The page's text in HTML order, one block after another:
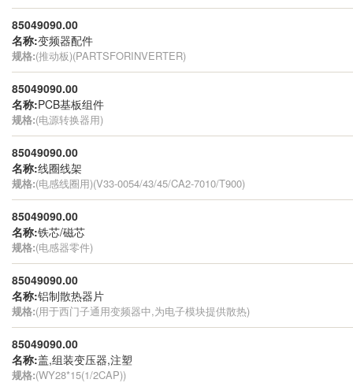
85049090.00
名称:变频器配件
规格:(推动板)(PARTSFORINVERTER)
85049090.00
名称:PCB基板组件
规格:(电源转换器用)
85049090.00
名称:线圈线架
规格:(电感线圈用)(V33-0054/43/45/CA2-7010/T900)
85049090.00
名称:铁芯/磁芯
规格:(电感器零件)
85049090.00
名称:铝制散热器片
规格:(用于西门子通用变频器中,为电子模块提供散热)
85049090.00
名称:盖,组装变压器,注塑
规格:(WY28*15(1/2CAP))